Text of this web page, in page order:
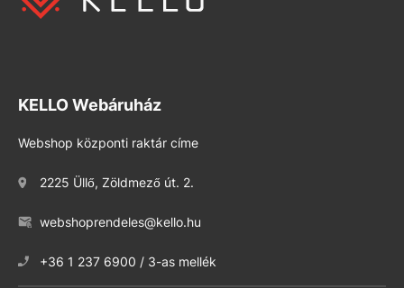
KELLO Webáruház
Webshop központi raktár címe
2225 Üllő, Zöldmező út. 2.
webshoprendeles@kello.hu
+36 1 237 6900 / 3-as mellék